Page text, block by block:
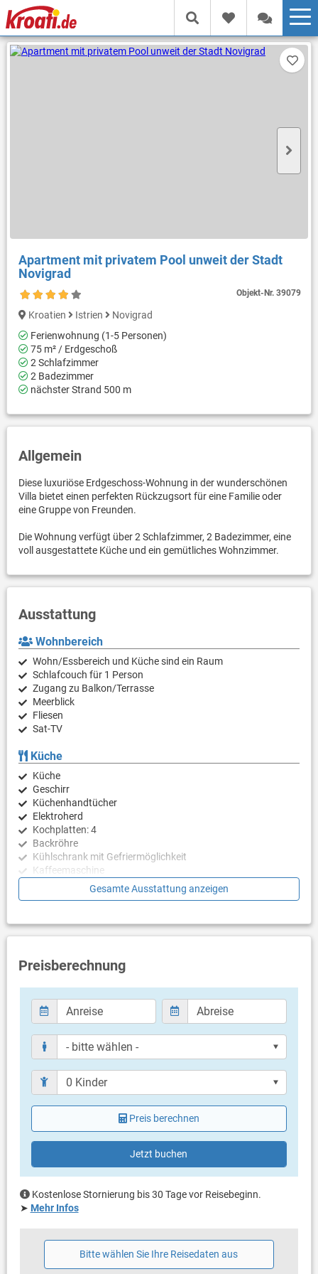
Apartment mit privatem Pool unweit der Stadt
Novigrad
Objekt-Nr.39079
Kroatien Istrien
Novigrad
Ferienwohnung (1-5 Personen)
75 m² / Erdgeschoß
2 Schlafzimmer
2 Badezimmer
nächster Strand 500 m
Allgemein
Diese luxuriöse Erdgeschoss-Wohnung in der wunderschönen
Villa bietet einen perfekten Rückzugsort für eine Familie oder
eine Gruppe von Freunden.
Die Wohnung verfügt über 2 Schlafzimmer, 2 Badezimmer, eine
voll ausgestattete Küche und ein gemütliches Wohnzimmer.
Ausstattung
Wohnbereich
Wohn/Essbereich und Küche sind ein Raum
Schlafcouch für 1 Person
Zugang zu Balkon/Terrasse
Meerblick
Fliesen
Sat-TV
Küche
Küche
Geschirr
Küchenhandtücher
Elektroherd
Kochplatten: 4
Backröhre
Kühlschrank mit Gefriermöglichkeit
Kaffeemaschine
Wasserkocher
Schlafzimmer
Schlafzimmer mit Doppelbett
Badezimmer
Bad mit WC, Dusche
Bad mit WC, Dusche
Nur separate Toilette (Gäste WC)
Balkon & Terrasse
eigener Balkon
Liegen
eigene Terrasse
Bestuhlung
Liegen
Terrassengröße: 15 m²
Weitere Informationen
Garten zur Benutzung
Haustier nicht erlaubt
Gesamte Ausstattung anzeigen
Preisberechnung
Preis berechnen
Jetzt buchen
Kostenlose Stornierung bis 30 Tage vor Reisebeginn.
➤ Mehr Infos
Bitte wählen Sie Ihre Reisedaten aus